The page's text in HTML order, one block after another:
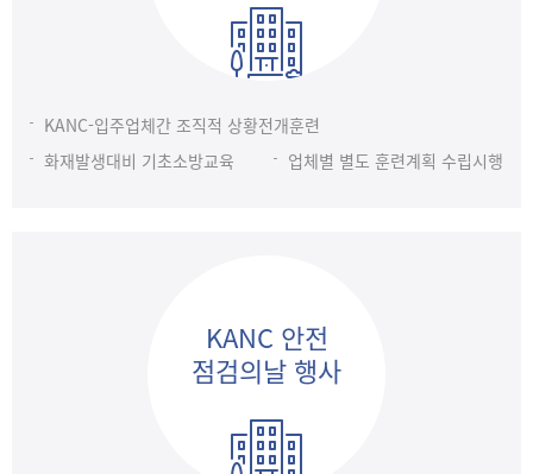
KANC-입주업체간 조직적 상황전개훈련
화재발생대비 기초소방교육
업체별 별도 훈련계획 수립시행
KANC 안전
점검의날 행사